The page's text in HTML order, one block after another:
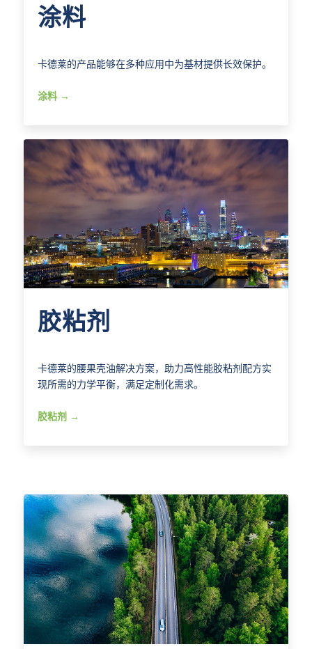
涂料
卡德莱的产品能够在多种应用中为基材提供长效保护。
涂料
胶粘剂
卡德莱的腰果壳油解决方案，助力高性能胶粘剂配方实
现所需的力学平衡，满足定制化需求。
胶粘剂